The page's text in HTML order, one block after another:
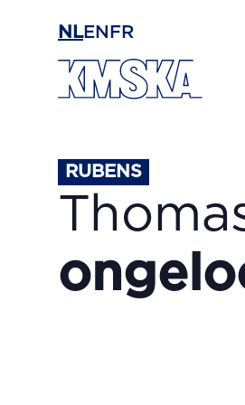
NLEN FR
RUBENS